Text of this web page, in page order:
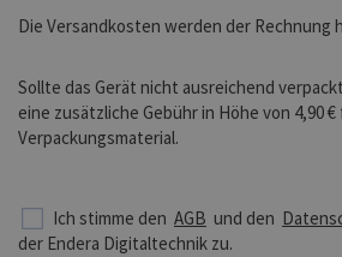
Die Versandkosten werden der Rechnung
Sollte das Gerät nicht ausreichend
eine zusätzliche Gebühr in Höhe von 4,90
Verpackungsmaterial.
Ich stimme den AGB und den
der Endera Digitaltechnik zu.